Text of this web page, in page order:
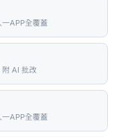
APP全覆蓋
附 AI 批改
APP全覆蓋